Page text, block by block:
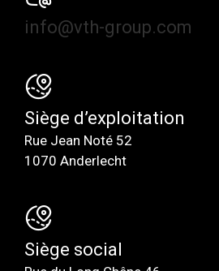
info@vth-group.com
Siège d’exploitation
Rue Jean Noté 52
1070 Anderlecht
Siège social